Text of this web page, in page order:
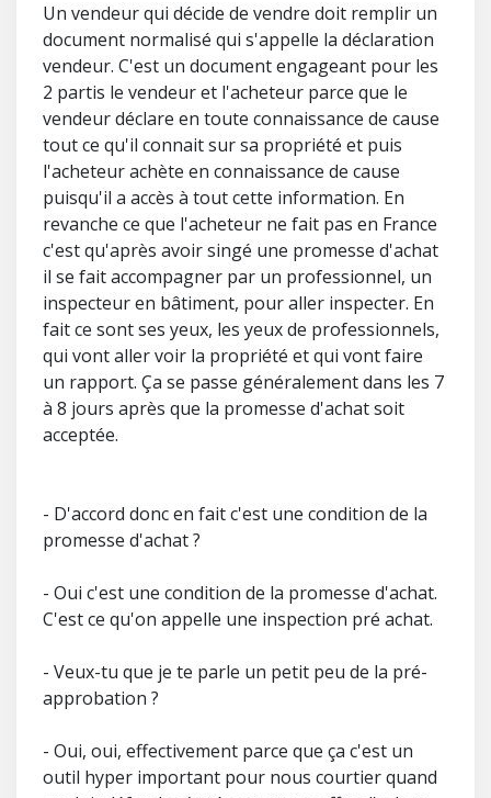
Un vendeur qui décide de vendre doit remplir un
document normalisé qui s'appelle la déclaration
vendeur. C'est un document engageant pour les
2 partis le vendeur et l'acheteur parce que le
vendeur déclare en toute connaissance de cause
tout ce qu'il connait sur sa propriété et puis
l'acheteur achète en connaissance de cause
puisqu'il a accès à tout cette information. En
revanche ce que l'acheteur ne fait pas en France
c'est qu'après avoir singé une promesse d'achat
il se fait accompagner par un professionnel, un
inspecteur en bâtiment, pour aller inspecter. En
fait ce sont ses yeux, les yeux de professionnels,
qui vont aller voir la propriété et qui vont faire
un rapport. Ça se passe généralement dans les 7
à 8 jours après que la promesse d'achat soit
acceptée.
- D'accord donc en fait c'est une condition de la
promesse d'achat ?
- Oui c'est une condition de la promesse d'achat.
C'est ce qu'on appelle une inspection pré achat.
- Veux-tu que je te parle un petit peu de la pré-
approbation ?
- Oui, oui, effectivement parce que ça c'est un
outil hyper important pour nous courtier quand